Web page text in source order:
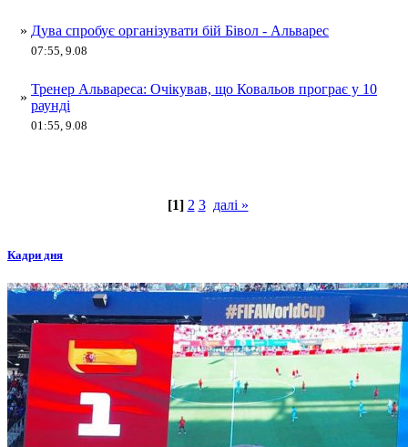
» Дува спробує організувати бій Бівол - Альварес
07:55, 9.08
»
Тренер Альвареса: Очікував, що Ковальов програє у 10
раунді
01:55, 9.08
[1] 2 3 далі »
Кадри дня